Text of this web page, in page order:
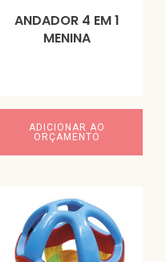
ANDADOR 4 EM 1
MENINA
ADICIONAR AO
ORÇAMENTO